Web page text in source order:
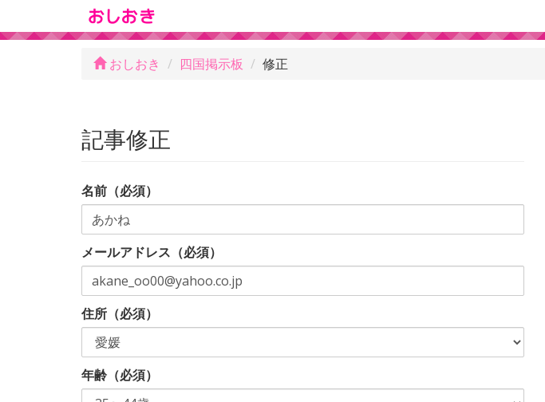
おしおき 四国掲示板 修正
記事修正
名前（必須）
メールアドレス（必須）
住所（必須）
年齢（必須）